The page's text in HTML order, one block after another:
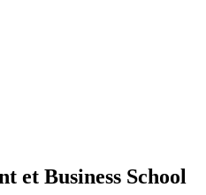
et Business School